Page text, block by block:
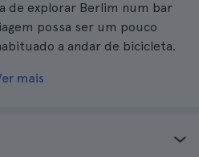
de explorar Berlim num bar
possa ser um pouco
a andar de bicicleta.
mais